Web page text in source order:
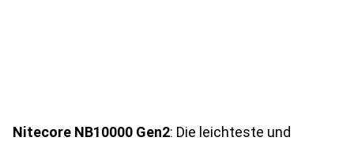
Nitecore NB10000 Gen2: Die leichteste und